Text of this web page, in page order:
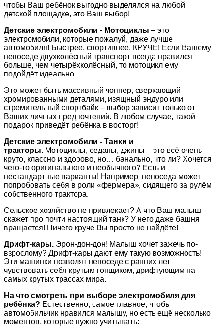
чтобы Ваш ребёнок выгодно выделялся на любой
детской площадке, это Ваш выбор!
Детские электромобили - Мотоциклы – это
электромобили, которые пожалуй, даже лучше
автомобиля! Быстрее, спортивнее, КРУЧЕ! Если Вашему
непоседе двухколёсный транспорт всегда нравился
больше, чем четырёхколёсный, то мотоцикл ему
подойдёт идеально.
Это может быть массивный чоппер, сверкающий
хромированными деталями, изящный эндуро или
стремительный спортбайк – выбор зависит только от
Ваших личных предпочтений. В любом случае, такой
подарок приведёт ребёнка в восторг!
Детские электромобили - Танки и
тракторы. Мотоциклы, седаны, джипы – это всё очень
круто, классно и здорово, но… банально, что ли? Хочется
чего-то оригинального и необычного? Есть и
нестандартные варианты! Например, непоседа может
попробовать себя в роли «фермера», сидящего за рулём
собственного трактора.
Сельское хозяйство не привлекает? А что Ваш малыш
скажет про почти настоящий танк? У него даже башня
вращается! Ничего круче Вы просто не найдёте!
Дрифт-кары. Эрон-дон-дон! Малыш хочет зажечь по-
взрослому? Дрифт-кары дают ему такую возможность!
Эти машинки позволят непоседе с ранних лет
чувствовать себя крутым гонщиком, дрифтующим на
самых крутых трассах мира.
На что смотреть при выборе электромобиля для
ребёнка? Естественно, самое главное, чтобы
автомобильчик нравился малышу, но есть ещё несколько
моментов, которые нужно учитывать: